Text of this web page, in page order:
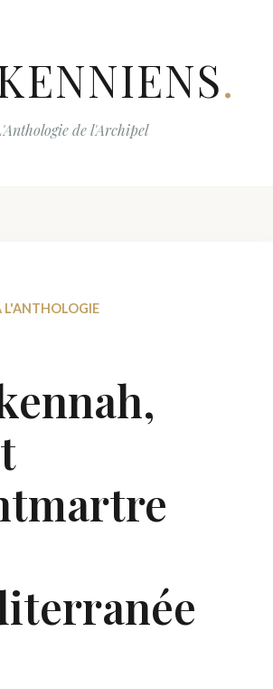
.
de l'Archipel
L'ANTHOLOGIE